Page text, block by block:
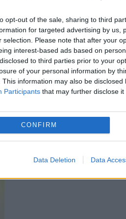
opt-out of the sale, sharing to third
for targeted advertising by us,
selection. Please note that after your
interest-based ads based on
to third parties prior to your
of your personal information by
This information may also be
Participants that may further disclose it
CONFIRM
Data Deletion Data
SAMEDAY reprezintă
îndeplinește o funcție
înseamnă mediului de
noastră. Este, printre
mai recunoscute în